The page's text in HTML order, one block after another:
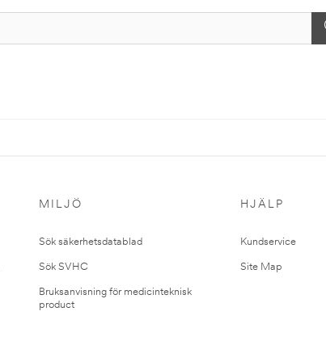
MILJÖ
Sök säkerhetsdatablad
Sök SVHC
Bruksanvisning för medicinteknisk
product
HJÄLP
Kundservice
Site Map